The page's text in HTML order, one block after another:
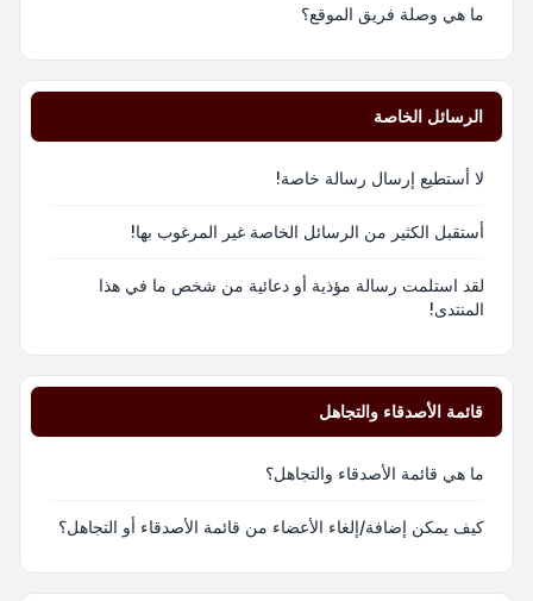
ما هي وصلة فريق الموقع؟
الرسائل الخاصة
لا أستطيع إرسال رسالة خاصة!
أستقبل الكثير من الرسائل الخاصة غير المرغوب بها!
لقد استلمت رسالة مؤذية أو دعائية من شخص ما في هذا
المنتدى!
قائمة الأصدقاء والتجاهل
ما هي قائمة الأصدقاء والتجاهل؟
كيف يمكن إضافة/إلغاء الأعضاء من قائمة الأصدقاء أو التجاهل؟